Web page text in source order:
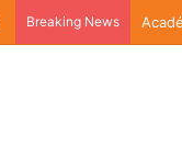
Breaking News